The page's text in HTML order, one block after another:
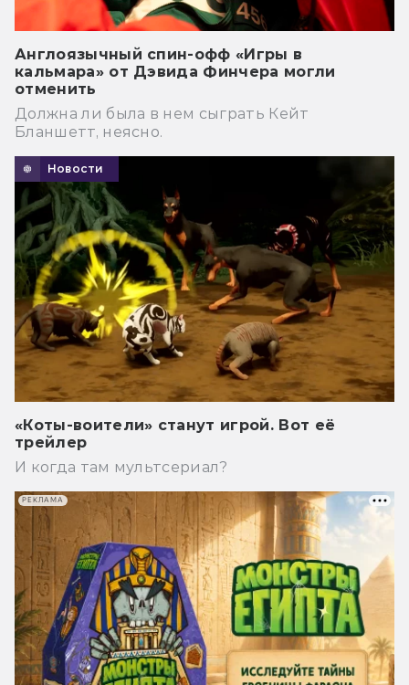
Англоязычный спин-офф «Игры в
кальмара» от Дэвида Финчера могли
отменить
Должна ли была в нем сыграть Кейт
Бланшетт, неясно.
Новости
«Коты-воители» станут игрой. Вот её
трейлер
И когда там мультсериал?
РЕКЛАМА